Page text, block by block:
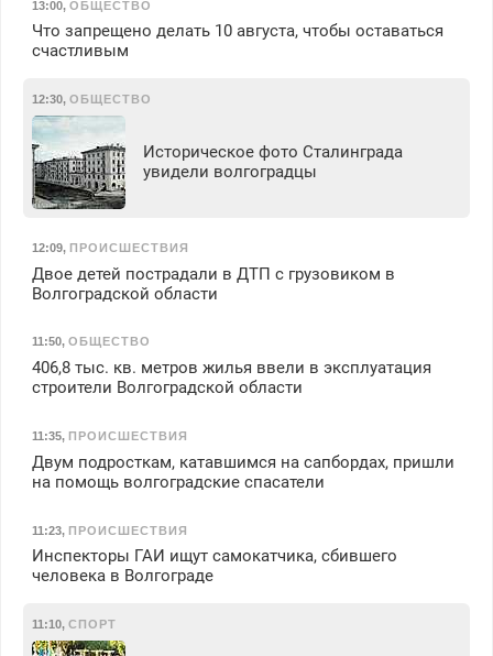
13:00, ОБЩЕСТВО
Что запрещено делать 10 августа, чтобы оставаться
счастливым
12:30, ОБЩЕСТВО
Историческое фото Сталинграда
увидели волгоградцы
12:09, ПРОИСШЕСТВИЯ
Двое детей пострадали в ДТП с грузовиком в
Волгоградской области
11:50, ОБЩЕСТВО
406,8 тыс. кв. метров жилья ввели в эксплуатация
строители Волгоградской области
11:35, ПРОИСШЕСТВИЯ
Двум подросткам, катавшимся на сапбордах, пришли
на помощь волгоградские спасатели
11:23, ПРОИСШЕСТВИЯ
Инспекторы ГАИ ищут самокатчика, сбившего
человека в Волгограде
11:10, СПОРТ